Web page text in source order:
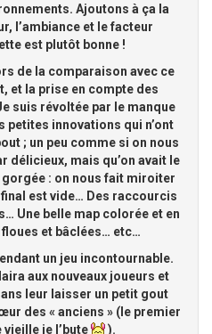
Ajoutons à ça la
l’ambiance et le facteur
est plutôt bonne !
de la comparaison avec ce
et la prise en compte des
suis révoltée par le manque
petites innovations qui n’ont
; un peu comme si on nous
délicieux, mais qu’on avait le
gorgée : on nous fait miroiter
est vide… Des raccourcis
Une belle map colorée et en
et bâclées… etc…
un jeu incontournable.
aux nouveaux joueurs et
leur laisser un petit gout
des « anciens » (le premier
je l’bute
).